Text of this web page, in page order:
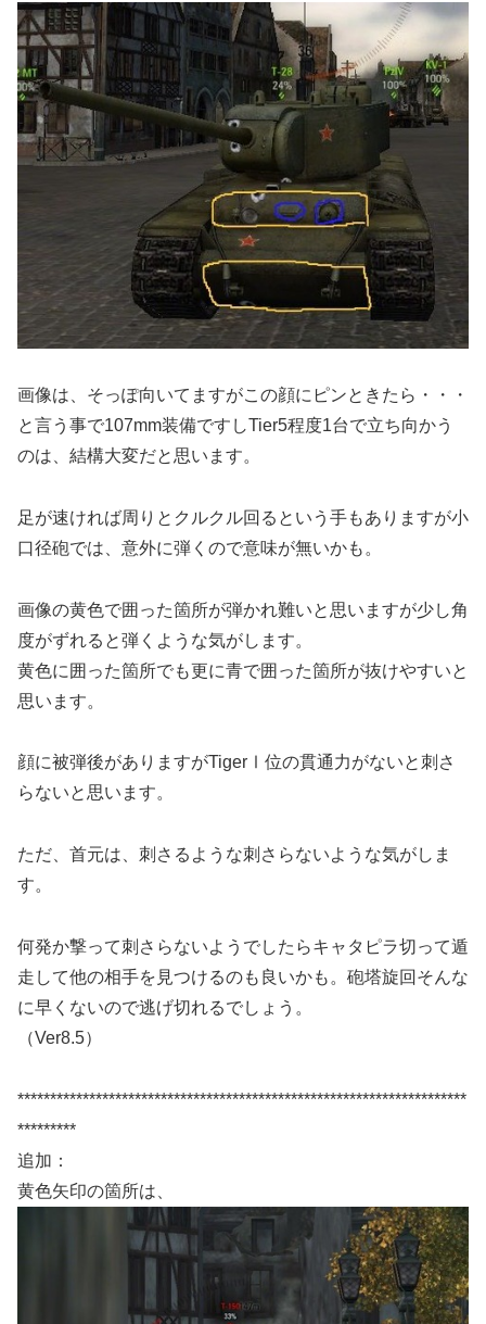
画像は、そっぽ向いてますがこの顔にピンときたら・・・
と言う事で107mm装備ですしTier5程度1台で立ち向かう
のは、結構大変だと思います。
足が速ければ周りとクルクル回るという手もありますが小
口径砲では、意外に弾くので意味が無いかも。
画像の黄色で囲った箇所が弾かれ難いと思いますが少し角
度がずれると弾くような気がします。
黄色に囲った箇所でも更に青で囲った箇所が抜けやすいと
思います。
顔に被弾後がありますがTigerⅠ位の貫通力がないと刺さ
らないと思います。
ただ、首元は、刺さるような刺さらないような気がしま
す。
何発か撃って刺さらないようでしたらキャタピラ切って遁
走して他の相手を見つけるのも良いかも。砲塔旋回そんな
に早くないので逃げ切れるでしょう。
（Ver8.5）
*********************************************************************
*********
追加：
黄色矢印の箇所は、